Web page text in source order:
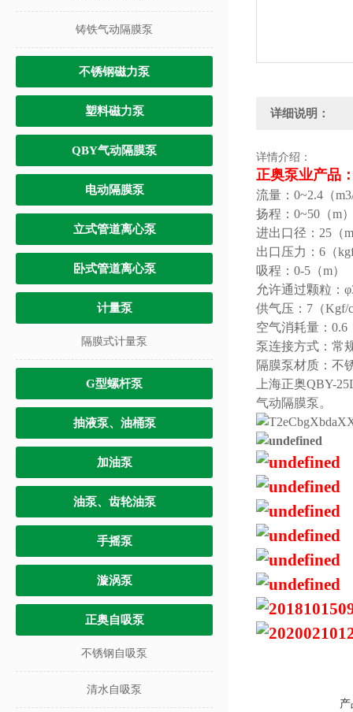
铸铁气动隔膜泵
不锈钢磁力泵
塑料磁力泵
QBY气动隔膜泵
电动隔膜泵
立式管道离心泵
卧式管道离心泵
计量泵
隔膜式计量泵
G型螺杆泵
抽液泵、油桶泵
加油泵
油泵、齿轮油泵
手摇泵
漩涡泵
正奥自吸泵
不锈钢自吸泵
清水自吸泵
详细说明：
详情介绍：
正奥泵业产品
流量：0~2.4（
扬程：0~50（m
进出口径：25（
出口压力：6（
吸程：0-5（m）
允许通过颗粒：
供气压：7（Kgf/
空气消耗量：0.6
泵连接方式：常
隔膜泵材质：不
上海正奥QBY-
气动隔膜泵。